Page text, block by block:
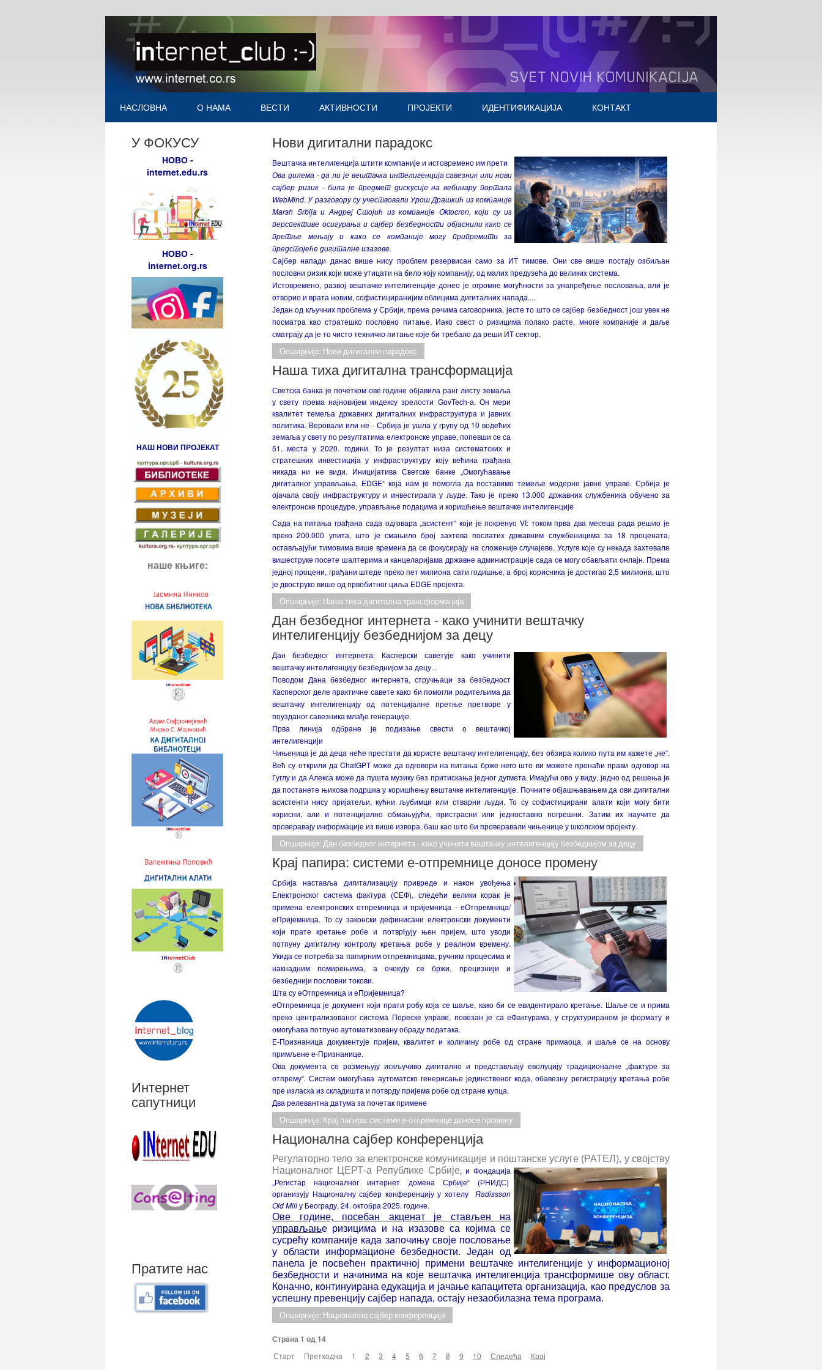
Насловна English Претрага Mali poslovni program
НАСЛОВНА О НАМА ВЕСТИ АКТИВНОСТИ ПРОЈЕКТИ ИДЕНТИФИКАЦИЈА КОНТАКТ
У ФОКУСУ
НОВО -
internet.edu.rs
НОВО -
internet.org.rs
НАШ НОВИ ПРОЈЕКАТ
наше књиге:
Интернет
сапутници
Пратите нас
Нови дигитални парадокс
Вештачка интелигенција штити компаније и истовремено им прети
Ова дилема - да ли је вештачка интелигенција савезник или нови
сајбер ризик - била је предмет дискусије на вебинару портала
WebMind. У разговору су учествовали Урош Драшкић из компаније
Marsh Srbija и Андреј Стојић из компаније Oktocron, који су из
перспективе осигурања и сајбер безбедности објаснили како се
претње мењају и како се компаније могу припремити за
предстојеће дигиталне изазове.
Сајбер напади данас више нису проблем резервисан само за ИТ тимове. Они све више постају озбиљан
пословни ризик који може утицати на било коју компанију, од малих предузећа до великих система.
Истовремено, развој вештачке интелигенције донео је огромне могућности за унапређење пословања, али је
отворио и врата новим, софистициранијим облицима дигиталних напада....
Један од кључних проблема у Србији, према речима саговорника, јесте то што се сајбер безбедност још увек не
посматра као стратешко пословно питање. Иако свест о ризицима полако расте, многе компаније и даље
сматрају да је то чисто техничко питање које би требало да реши ИТ сектор.
Опширније: Нови дигитални парадокс
Наша тиха дигитална трансформација
Светска банка је почетком ове године објавила ранг листу земаља
у свету према најновијем индексу зрелости GovTech-а. Он мери
квалитет темеља државних дигиталних инфраструктура и јавних
политика. Веровали или не - Србија је ушла у групу од 10 водећих
земаља у свету по резултатима електронске управе, попевши се са
51. места у 2020. години. То је резултат низа систематских и
стратешких инвестиција у инфраструктуру коју већина грађана
никада ни не види. Иницијатива Светске банке „Омогућавање
дигиталног управљања, EDGE“ која нам је помогла да поставимо темеље модерне јавне управе. Србија је
ојачала своју инфраструктуру и инвестирала у људе. Тако је преко 13.000 државних службеника обучено за
електронске процедуре, управљање подацима и коришћење вештачке интелигенције
Сада на питања грађана сада одговара „асистент“ који је покренуо VI: током прва два месеца рада решио је
преко 200.000 упита, што је смањило број захтева послатих државним службеницима за 18 процената,
остављајући тимовима више времена да се фокусирају на сложеније случајеве. Услуге које су некада захтевале
вишеструке посете шалтерима и канцеларијама државне администрације сада се могу обављати онлајн. Према
једној процени, грађани штеде преко пет милиона сати годишње, а број корисника је достигао 2,5 милиона, што
је двоструко више од првобитног циља EDGE пројекта.
Опширније: Наша тиха дигитална трансформација
Дан безбедног интернета - како учинити вештачку
интелигенцију безбеднијом за децу
Дан безбедног интернета: Касперски саветује како учинити
вештачку интелигенцију безбеднијом за децу...
Поводом Дана безбедног интернета, стручњаци за безбедност
Касперског деле практичне савете како би помогли родитељима да
вештачку интелигенцију од потенцијалне претње претворе у
поузданог савезника млађе генерације.
Прва линија одбране је подизање свести о вештачкој
интелигенцији
Чињеница је да деца неће престати да користе вештачку интелигенцију, без обзира колико пута им кажете „не“.
Већ су открили да ChatGPT може да одговори на питања брже него што ви можете пронаћи прави одговор на
Гуглу и да Алекса може да пушта музику без притискања једног дугмета. Имајући ово у виду, једно од решења је
да постанете њихова подршка у коришћењу вештачке интелигенције. Почните објашњавањем да ови дигитални
асистенти нису пријатељи, кућни љубимци или стварни људи. То су софистицирани алати који могу бити
корисни, али и потенцијално обмањујући, пристрасни или једноставно погрешни. Затим их научите да
проверавају информације из више извора, баш као што би проверавали чињенице у школском пројекту.
Опширније: Дан безбедног интернета - како учинити вештачку интелигенцију безбеднијом за децу
Крај папира: системи е-отпремнице доносе промену
Србија наставља дигитализацију привреде и након увођења
Електронског система фактура (СЕФ), следећи велики корак је
примена електронских отпремница и пријемница - еОтпремница/
еПријемница. То су законски дефинисани електронски документи
који прате кретање робе и потврђују њен пријем, што уводи
потпуну дигиталну контролу кретања робе у реалном времену.
Укида се потреба за папирним отпремницама, ручним процесима и
накнадним помирењима, а очекују се бржи, прецизнији и
безбеднији пословни токови.
Шта су еОтпремница и еПријемница?
еОтпремница је документ који прати робу која се шаље, како би се евидентирало кретање. Шаље се и прима
преко централизованог система Пореске управе, повезан је са еФактурама, у структурираном је формату и
омогућава потпуно аутоматизовану обраду података.
Е-Признаница документује пријем, квалитет и количину робе од стране примаоца, и шаље се на основу
примљене е-Признанице.
Ова документа се размењују искључиво дигитално и представљају еволуцију традиционалне „фактуре за
отпрему“. Систем омогућава аутоматско генерисање јединственог кода, обавезну регистрацију кретања робе
пре изласка из складишта и потврду пријема робе од стране купца.
Два релевантна датума за почетак примене
Опширније: Крај папира: системи е-отпремнице доносе промену
Национална сајбер конференција
Регулаторно тело за електронске комуникације и поштанске услуге (РАТЕЛ), у својству
Националног ЦЕРТ-а Републике Србије, и Фондација
„Регистар националног интернет домена Србије“ (РНИДС)
организују Националну сајбер конференцију у хотелуRadissson
Old Millу Београду, 24. октобра 2025. године.
Ове године, посебан акценат је стављен на
управљањe ризицима и на изазове са којима се
сусрећу компаније када започињу своје пословање
у области информационе безбедности. Један од
панела је посвећен практичној примени вештачке интелигенције у информационој
безбедности и начинима на које вештачка интелигенција трансформише ову област.
Коначно, континуирана едукација и јачање капацитета организација, као предуслов за
успешну превенцију сајбер напада, остају незаобилазна тема програма.
Опширније: Национална сајбер конференција
Страна 1 од 14
Старт Претходна 1 2 3 4 5 6 7 8 9 10 Следећа Крај